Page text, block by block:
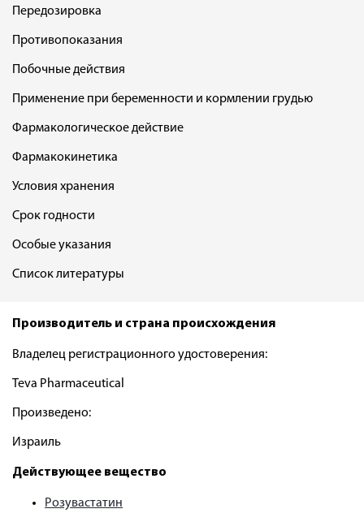
Передозировка
Противопоказания
Побочные действия
Применение при беременности и кормлении грудью
Фармакологическое действие
Фармакокинетика
Условия хранения
Срок годности
Особые указания
Список литературы
Производитель и страна происхождения
Владелец регистрационного удостоверения:
Teva Pharmaceutical
Произведено:
Израиль
Действующее вещество
Розувастатин